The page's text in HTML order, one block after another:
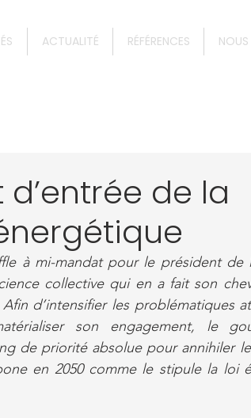
ACTUALITÉ RÉFÉRENCES NOUS
d’entrée de la
à mi-mandat pour le président de
collective qui en a fait son
d’intensifier les problématiques
son engagement, le
de priorité absolue pour annihiler
en 2050 comme le stipule la loi